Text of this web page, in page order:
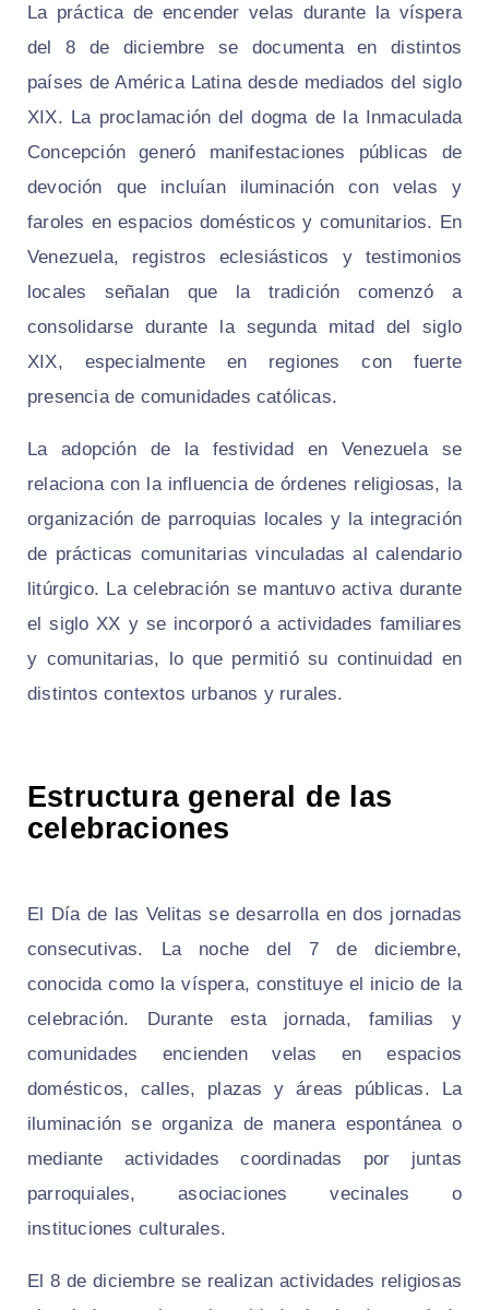
La práctica de encender velas durante la víspera
del 8 de diciembre se documenta en distintos
países de América Latina desde mediados del siglo
XIX. La proclamación del dogma de la Inmaculada
Concepción generó manifestaciones públicas de
devoción que incluían iluminación con velas y
faroles en espacios domésticos y comunitarios. En
Venezuela, registros eclesiásticos y testimonios
locales señalan que la tradición comenzó a
consolidarse durante la segunda mitad del siglo
XIX, especialmente en regiones con fuerte
presencia de comunidades católicas.
La adopción de la festividad en Venezuela se
relaciona con la influencia de órdenes religiosas, la
organización de parroquias locales y la integración
de prácticas comunitarias vinculadas al calendario
litúrgico. La celebración se mantuvo activa durante
el siglo XX y se incorporó a actividades familiares
y comunitarias, lo que permitió su continuidad en
distintos contextos urbanos y rurales.
Estructura general de las
celebraciones
El Día de las Velitas se desarrolla en dos jornadas
consecutivas. La noche del 7 de diciembre,
conocida como la víspera, constituye el inicio de la
celebración. Durante esta jornada, familias y
comunidades encienden velas en espacios
domésticos, calles, plazas y áreas públicas. La
iluminación se organiza de manera espontánea o
mediante actividades coordinadas por juntas
parroquiales, asociaciones vecinales o
instituciones culturales.
El 8 de diciembre se realizan actividades religiosas